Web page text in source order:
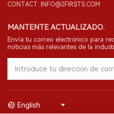
CONTACT: INFO@2FIRSTS.COM
MANTENTE ACTUALIZADO.
Envía tu correo electrónico para
noticias más relevantes de la
English